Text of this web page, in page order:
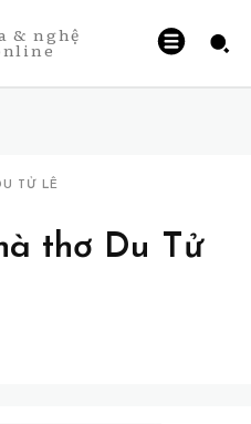
& nghệ
TỬ LÊ
thơ Du Tử